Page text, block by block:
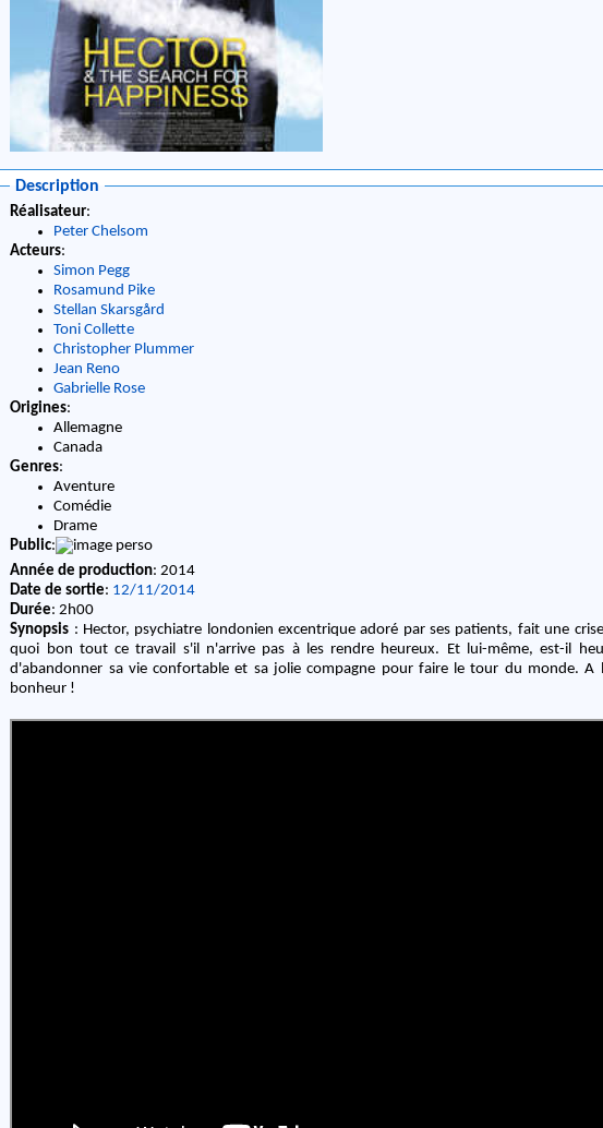
Description
Réalisateur:
Peter Chelsom
Acteurs:
Simon Pegg
Rosamund Pike
Stellan Skarsgård
Toni Collette
Christopher Plummer
Jean Reno
Gabrielle Rose
Origines:
Allemagne
Canada
Genres:
Aventure
Comédie
Drame
Public:
Année de production: 2014
Date de sortie: 12/11/2014
Durée: 2h00
Synopsis : Hector, psychiatre londonien excentrique adoré par ses patients, fait une
quoi bon tout ce travail s'il n'arrive pas à les rendre heureux. Et lui-même, est-il
d'abandonner sa vie confortable et sa jolie compagne pour faire le tour du monde. A
bonheur !